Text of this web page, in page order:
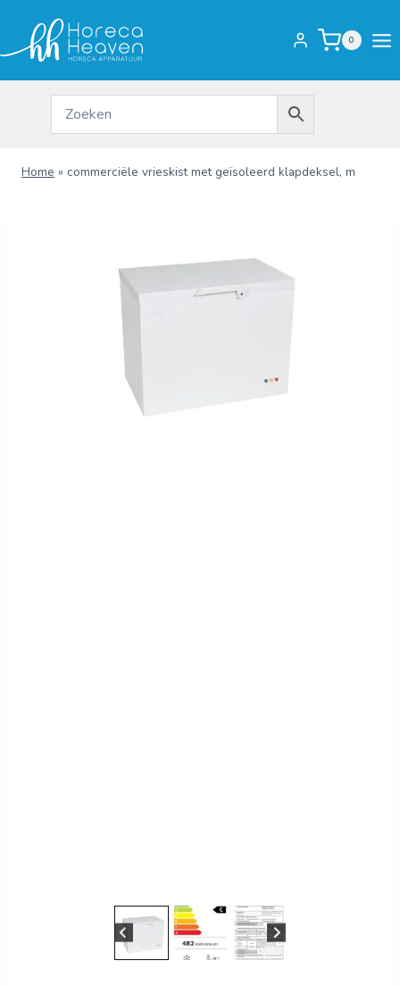
inhoud
0
Home » commerciële vrieskist met geïsoleerd klapdeksel, m